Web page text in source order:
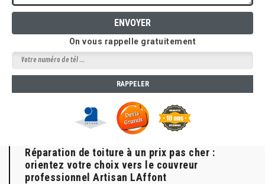
On vous rappelle gratuitement
Réparation de toiture à un prix pas cher :
orientez votre choix vers le couvreur
professionnel Artisan LAffont